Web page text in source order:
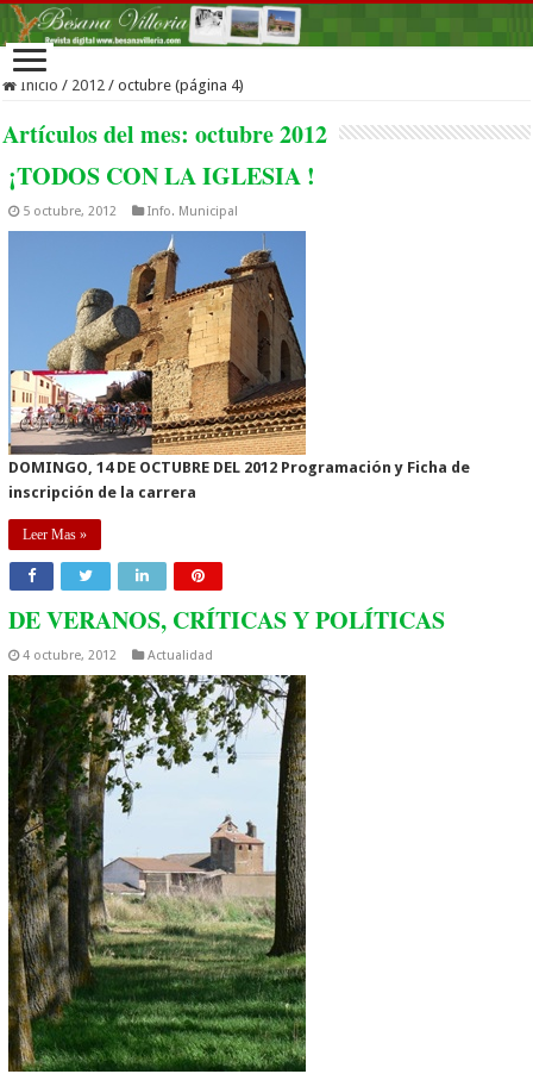
Inicio / 2012 / octubre (página 4)
Artículos del mes:octubre 2012
¡TODOS CON LA IGLESIA !
5 octubre, 2012 Info. Municipal
DOMINGO, 14 DE OCTUBRE DEL 2012 Programación y Ficha de
inscripción de la carrera
Leer Mas »
DE VERANOS, CRÍTICAS Y POLÍTICAS
4 octubre, 2012 Actualidad